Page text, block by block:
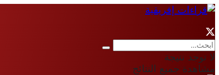
لا توجد نتيجة
مشاهدة جميع النتائج